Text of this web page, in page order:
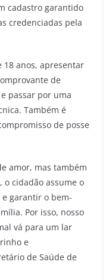
cadastro garantido
credenciadas pela
18 anos, apresentar
de
passar por uma
Também é
de posse
amor, mas também
o cidadão assume o
garantir o bem-
Por isso, nosso
vá para um lar
e
de Saúde de